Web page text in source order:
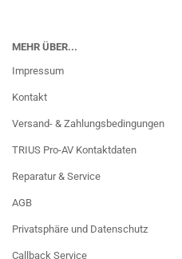
MEHR ÜBER...
Impressum
Kontakt
Versand- & Zahlungsbedingungen
TRIUS Pro-AV Kontaktdaten
Reparatur & Service
AGB
Privatsphäre und Datenschutz
Callback Service